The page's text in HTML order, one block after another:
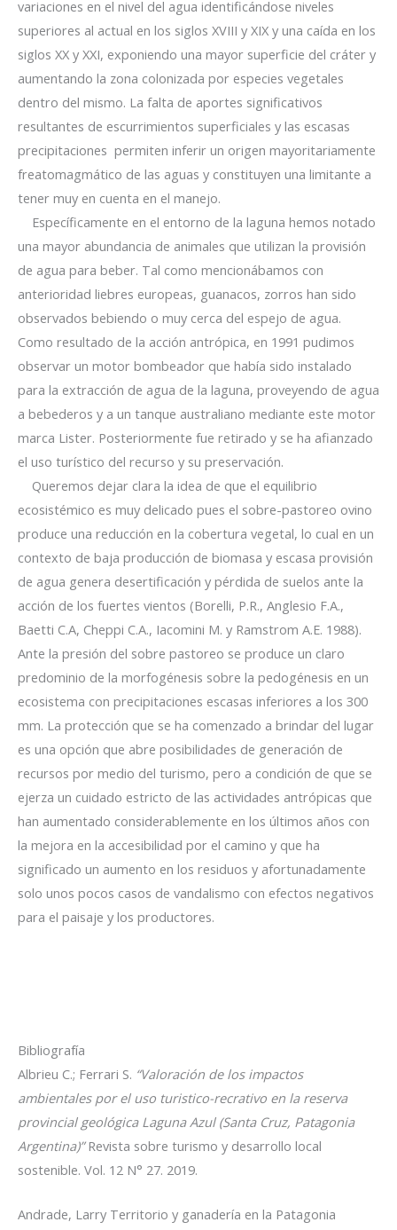
variaciones en el nivel del agua identificándose niveles
superiores al actual en los siglos XVIII y XIX y una caída en los
siglos XX y XXI, exponiendo una mayor superficie del cráter y
aumentando la zona colonizada por especies vegetales
dentro del mismo. La falta de aportes significativos
resultantes de escurrimientos superficiales y las escasas
precipitaciones permiten inferir un origen mayoritariamente
freatomagmático de las aguas y constituyen una limitante a
tener muy en cuenta en el manejo.
Específicamente en el entorno de la laguna hemos notado
una mayor abundancia de animales que utilizan la provisión
de agua para beber. Tal como mencionábamos con
anterioridad liebres europeas, guanacos, zorros han sido
observados bebiendo o muy cerca del espejo de agua.
Como resultado de la acción antrópica, en 1991 pudimos
observar un motor bombeador que había sido instalado
para la extracción de agua de la laguna, proveyendo de agua
a bebederos y a un tanque australiano mediante este motor
marca Lister. Posteriormente fue retirado y se ha afianzado
el uso turístico del recurso y su preservación.
Queremos dejar clara la idea de que el equilibrio
ecosistémico es muy delicado pues el sobre-pastoreo ovino
produce una reducción en la cobertura vegetal, lo cual en un
contexto de baja producción de biomasa y escasa provisión
de agua genera desertificación y pérdida de suelos ante la
acción de los fuertes vientos (Borelli, P.R., Anglesio F.A.,
Baetti C.A, Cheppi C.A., Iacomini M. y Ramstrom A.E. 1988).
Ante la presión del sobre pastoreo se produce un claro
predominio de la morfogénesis sobre la pedogénesis en un
ecosistema con precipitaciones escasas inferiores a los 300
mm. La protección que se ha comenzado a brindar del lugar
es una opción que abre posibilidades de generación de
recursos por medio del turismo, pero a condición de que se
ejerza un cuidado estricto de las actividades antrópicas que
han aumentado considerablemente en los últimos años con
la mejora en la accesibilidad por el camino y que ha
significado un aumento en los residuos y afortunadamente
solo unos pocos casos de vandalismo con efectos negativos
para el paisaje y los productores.
Bibliografía
Albrieu C.; Ferrari S. “Valoración de los impactos
ambientales por el uso turistico-recrativo en la reserva
provincial geológica Laguna Azul (Santa Cruz, Patagonia
Argentina)”Revista sobre turismo y desarrollo local
sostenible. Vol. 12 N° 27. 2019.
Andrade, Larry Territorio y ganadería en la Patagonia